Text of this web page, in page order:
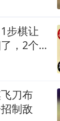
步棋让
，2个
刀布
制敌